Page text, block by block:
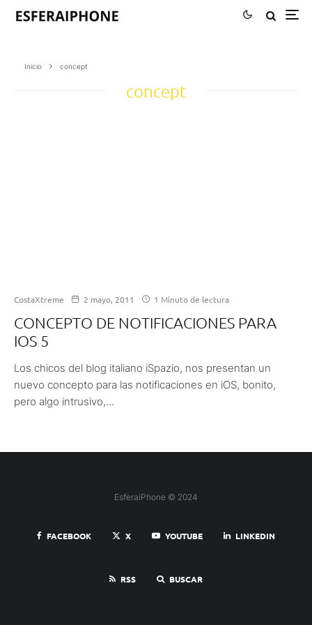
Inicio concept
concept
CostaXtreme 2 mayo, 2011 1 Minuto de lectura
CONCEPTO DE NOTIFICACIONES PARA
IOS 5
Los chicos del blog italiano iSpazio, nos presentan un
nuevo concepto para las notificaciones en iOS, bonito,
pero algo intrusivo,...
EsferaiPhone © 2024
FACEBOOK X YOUTUBE LINKEDIN
RSS BUSCAR